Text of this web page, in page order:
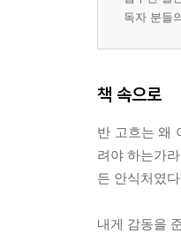
독자 분들
책 속으로
반 고흐는 왜
려야 하는가
든 안식처였
내게 감동을